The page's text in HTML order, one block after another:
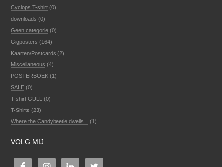
Cyclops T-shirt (0)
downloads (0)
Geen categorie (0)
Gigposters (164)
Kaarten/Postcards (2)
Miscellaneous (4)
POSTERBOEK (1)
SALE (0)
T-shirt GULL
(0)
T-Shirts (23)
Where the Candybeetle dwells...
(1)
VOLG MIJ